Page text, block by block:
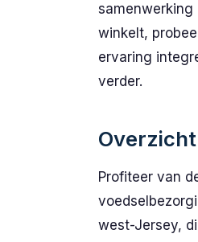
samenwerking
winkelt,
ervaring
verder.
Profiteer van
west-Jersey,